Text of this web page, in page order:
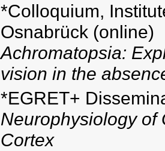
*Colloquium,
Osnabrück (online)
Achromatopsia:
vision in the
*EGRET+
Neurophysiology of
Cortex